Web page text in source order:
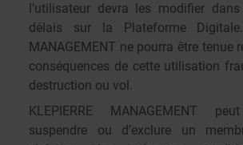
l’utilisateur devra les modifier
délais sur la Plateforme
MANAGEMENT ne pourra être tenue
conséquences de cette utilisation
destruction ou vol.
KLEPIERRE MANAGEMENT
suspendre ou d’exclure un